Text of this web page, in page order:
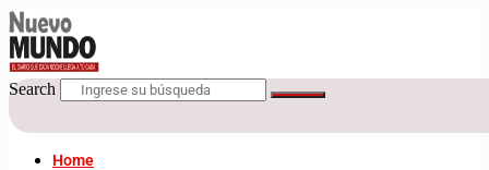
Search
Home